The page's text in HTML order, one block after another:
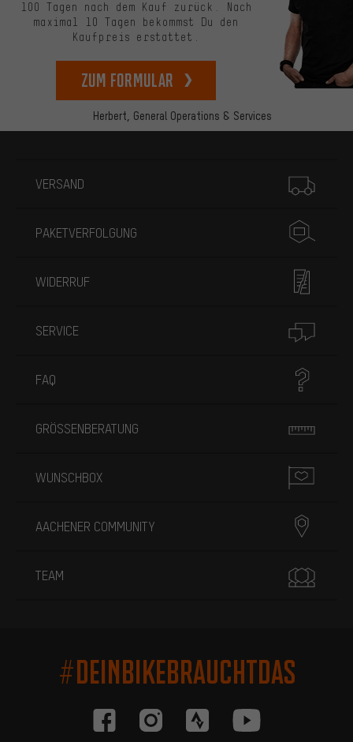
Herbert, General Operations & Services
100 Tagen nach dem Kauf zurück. Nach
maximal 10 Tagen bekommst Du den
Kaufpreis erstattet.
zum Formular
VERSAND
PAKETVERFOLGUNG
WIDERRUF
SERVICE
FAQ
GRÖSSENBERATUNG
WUNSCHBOX
AACHENER COMMUNITY
TEAM
#DEINBIKEBRAUCHTDAS